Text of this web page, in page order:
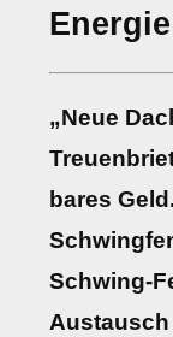
Energie
„Neue
bares
Schwing-